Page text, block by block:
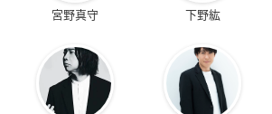
宮野真守 下野紘